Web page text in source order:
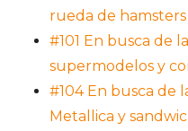
rueda de
#101 En busca de
supermodelos y
#104 En busca de
Metallica y